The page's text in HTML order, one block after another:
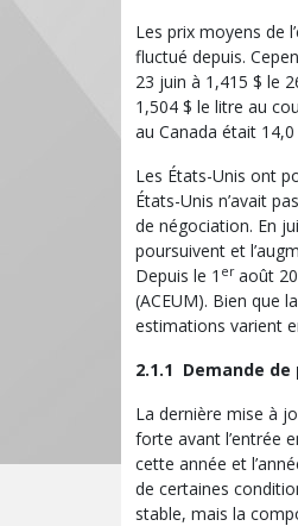
Les prix moyens de
fluctué depuis.
23 juin à 1,415 $ le
1,504 $ le litre au
au Canada était
Les États-Unis ont
États-Unis n’avait
de négociation. En
poursuivent et
Depuis le 1 eraoût
(ACEUM). Bien que
estimations varient
2.1.1 Demande
La dernière mise à
forte avant l’entrée
cette année et
de certaines
stable, mais la